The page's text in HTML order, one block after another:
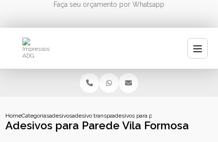
Faça seu orçamento por Whatsapp
HomeCategoriasadesivosadesivo transparente personalizado
adesivos para parede vila formosa
Adesivos para Parede Vila Formosa